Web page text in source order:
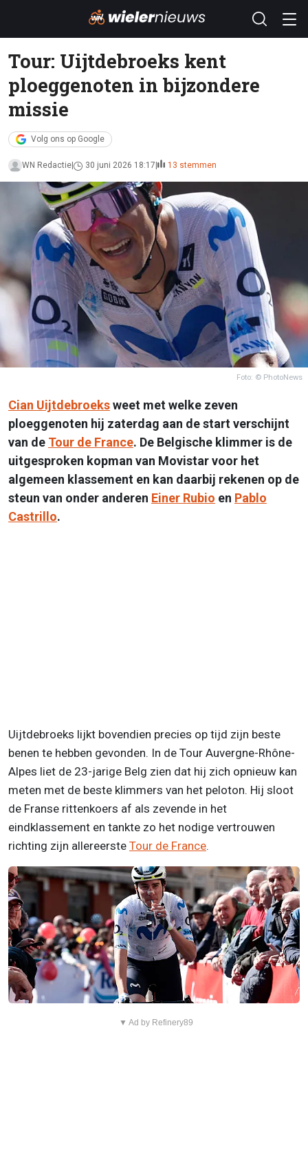
Tour: Uijtdebroeks kent
ploeggenoten in bijzondere
missie
Volg ons op Google
WN Redactie 30 juni 2026 18:17 13 stemmen
Foto: © PhotoNews
Cian Uijtdebroeksweet met welke zeven
ploeggenoten hij zaterdag aan de start verschijnt
van de Tour de France. De Belgische klimmer is de
uitgesproken kopman van Movistar voor het
algemeen klassement en kan daarbij rekenen op de
steun van onder anderen Einer Rubio en Pablo
Castrillo.
Uijtdebroeks lijkt bovendien precies op tijd zijn beste
benen te hebben gevonden. In de Tour Auvergne-Rhône-
Alpes liet de 23-jarige Belg zien dat hij zich opnieuw kan
meten met de beste klimmers van het peloton. Hij sloot
de Franse rittenkoers af als zevende in het
eindklassement en tankte zo het nodige vertrouwen
richting zijn allereerste Tour de France.
▼ Ad by Refinery89